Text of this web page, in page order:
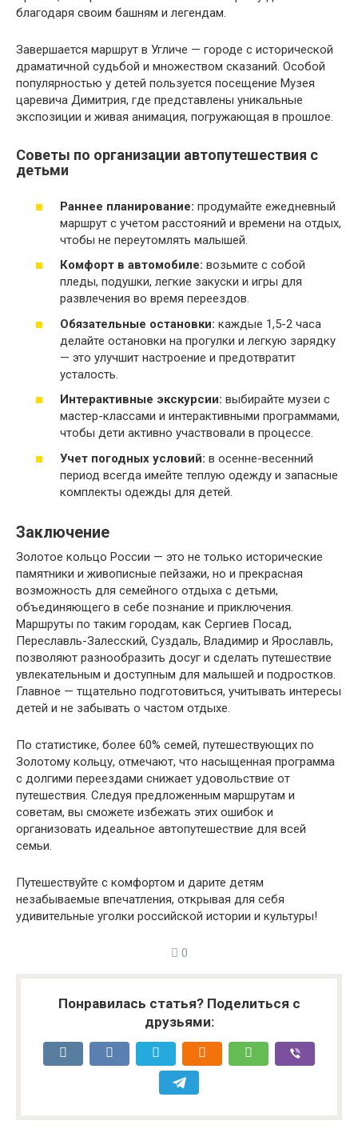
благодаря своим башням и легендам.
Завершается маршрут в Угличе — городе с исторической
драматичной судьбой и множеством сказаний. Особой
популярностью у детей пользуется посещение Музея
царевича Димитрия, где представлены уникальные
экспозиции и живая анимация, погружающая в прошлое.
Советы по организации автопутешествия с
детьми
Раннее планирование: продумайте ежедневный
маршрут с учетом расстояний и времени на отдых,
чтобы не переутомлять малышей.
Комфорт в автомобиле: возьмите с собой
пледы, подушки, легкие закуски и игры для
развлечения во время переездов.
Обязательные остановки: каждые 1,5-2 часа
делайте остановки на прогулки и легкую зарядку
— это улучшит настроение и предотвратит
усталость.
Интерактивные экскурсии: выбирайте музеи с
мастер-классами и интерактивными программами,
чтобы дети активно участвовали в процессе.
Учет погодных условий: в осенне-весенний
период всегда имейте теплую одежду и запасные
комплекты одежды для детей.
Заключение
Золотое кольцо России — это не только исторические
памятники и живописные пейзажи, но и прекрасная
возможность для семейного отдыха с детьми,
объединяющего в себе познание и приключения.
Маршруты по таким городам, как Сергиев Посад,
Переславль-Залесский, Суздаль, Владимир и Ярославль,
позволяют разнообразить досуг и сделать путешествие
увлекательным и доступным для малышей и подростков.
Главное — тщательно подготовиться, учитывать интересы
детей и не забывать о частом отдыхе.
По статистике, более 60% семей, путешествующих по
Золотому кольцу, отмечают, что насыщенная программа
с долгими переездами снижает удовольствие от
путешествия. Следуя предложенным маршрутам и
советам, вы сможете избежать этих ошибок и
организовать идеальное автопутешествие для всей
семьи.
Путешествуйте с комфортом и дарите детям
незабываемые впечатления, открывая для себя
удивительные уголки российской истории и культуры!
0
Понравилась статья? Поделиться с
друзьями: